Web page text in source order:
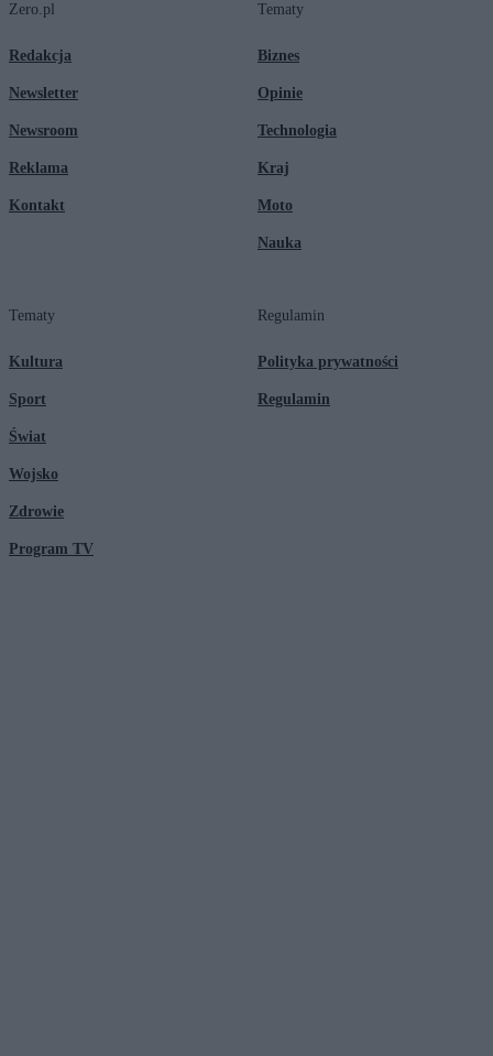
Zero.pl
Redakcja
Newsletter
Newsroom
Reklama
Kontakt
Tematy
Biznes
Opinie
Technologia
Kraj
Moto
Nauka
Tematy
Kultura
Sport
Świat
Wojsko
Zdrowie
Program TV
Regulamin
Polityka prywatności
Regulamin